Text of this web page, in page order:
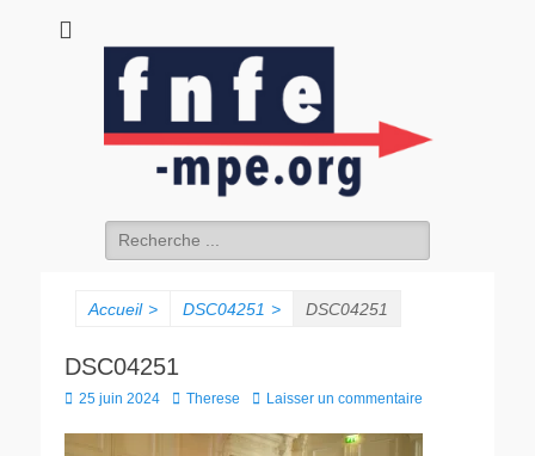
fnfe-mpe.org
Rechercher :
Accueil > DSC04251 > DSC04251
DSC04251
Posted
25 juin 2024 Author
Therese Laisser un commentaire